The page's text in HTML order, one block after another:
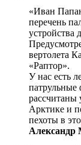
«Иван
перечень
устройства
вертолета
«Раптор».
У нас есть
рассчитаны
Арктике и
пехоты в
Александр